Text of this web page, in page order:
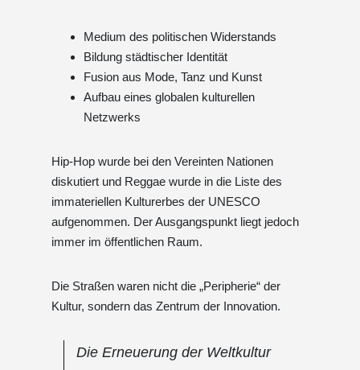
Medium des politischen Widerstands
Bildung städtischer Identität
Fusion aus Mode, Tanz und Kunst
Aufbau eines globalen kulturellen
Netzwerks
Hip-Hop wurde bei den Vereinten Nationen
diskutiert und Reggae wurde in die Liste des
immateriellen Kulturerbes der UNESCO
aufgenommen. Der Ausgangspunkt liegt jedoch
immer im öffentlichen Raum.
Die Straßen waren nicht die „Peripherie“ der
Kultur, sondern das Zentrum der Innovation.
Die Erneuerung der Weltkultur